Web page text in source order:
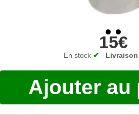
15€
En stock ✔ - Livraison
Ajouter au